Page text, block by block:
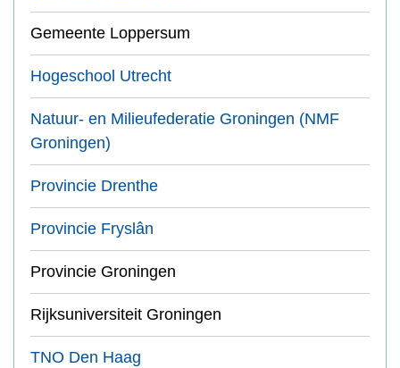
Gemeente Loppersum
Hogeschool Utrecht
Natuur- en Milieufederatie Groningen (NMF
Groningen)
Provincie Drenthe
Provincie Fryslân
Provincie Groningen
Rijksuniversiteit Groningen
TNO Den Haag